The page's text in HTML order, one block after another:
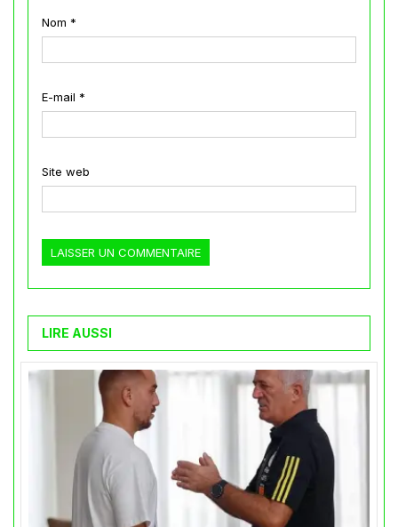
Nom *
E-mail *
Site web
LIRE AUSSI